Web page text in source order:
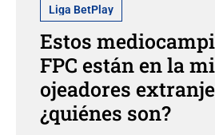
Liga BetPlay
Estos
FPC están en la
ojeadores
¿quiénes son?